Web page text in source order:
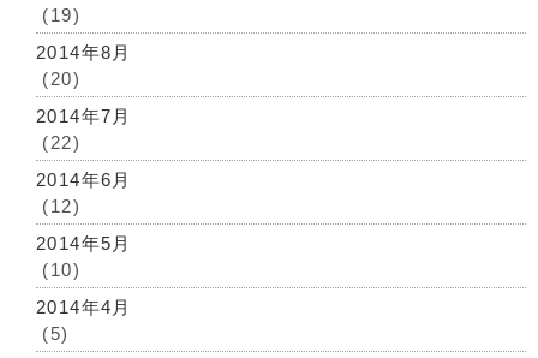
(19)
2014年8月
(20)
2014年7月
(22)
2014年6月
(12)
2014年5月
(10)
2014年4月
(5)